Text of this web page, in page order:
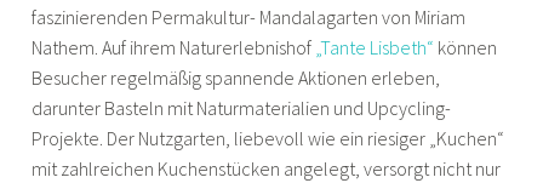
faszinierenden Permakultur- Mandalagarten von Miriam
Nathem. Auf ihrem Naturerlebnishof „Tante Lisbeth“ können
Besucher regelmäßig spannende Aktionen erleben,
darunter Basteln mit Naturmaterialien und Upcycling-
Projekte. Der Nutzgarten, liebevoll wie ein riesiger „Kuchen“
mit zahlreichen Kuchenstücken angelegt, versorgt nicht nur